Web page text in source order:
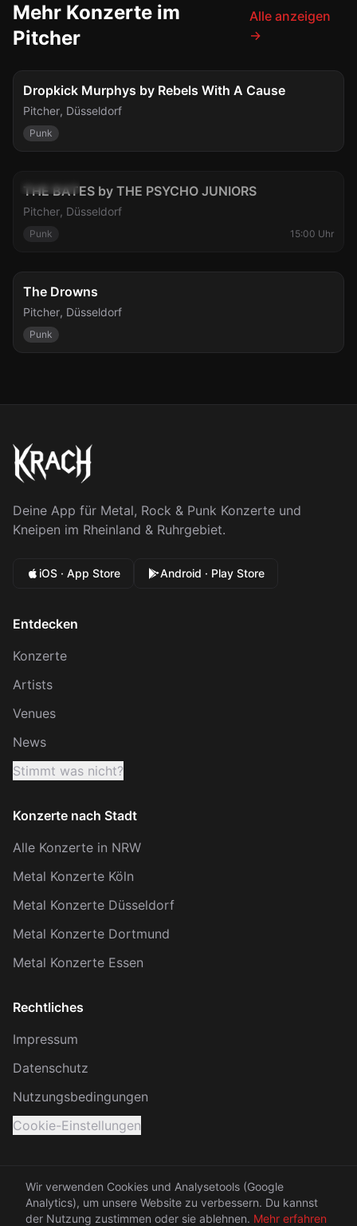
Mehr Konzerte im
Pitcher
Alle anzeigen
→
Sa., 8. Aug.
Dropkick Murphys by Rebels With A Cause
Pitcher, Düsseldorf
Punk
So., 9. Aug.
THE BATES by THE PSYCHO JUNIORS
Pitcher, Düsseldorf
Punk 15:00 Uhr
Mo., 10. Aug.
The Drowns
Pitcher, Düsseldorf
Punk
Deine App für Metal, Rock & Punk Konzerte und
Kneipen im Rheinland & Ruhrgebiet.
iOS · App Store Android · Play Store
Entdecken
Konzerte
Artists
Venues
News
Stimmt was nicht?
Konzerte nach Stadt
Alle Konzerte in NRW
Metal Konzerte Köln
Metal Konzerte Düsseldorf
Metal Konzerte Dortmund
Metal Konzerte Essen
Rechtliches
Impressum
Datenschutz
Nutzungsbedingungen
Cookie-Einstellungen
© 2026 KRACH. Alle Rechte vorbehalten.
Made with 🤘 between Rhein and Ruhr
Wir verwenden Cookies und Analysetools (Google
Analytics), um unsere Website zu verbessern. Du kannst
der Nutzung zustimmen oder sie ablehnen. Mehr erfahren